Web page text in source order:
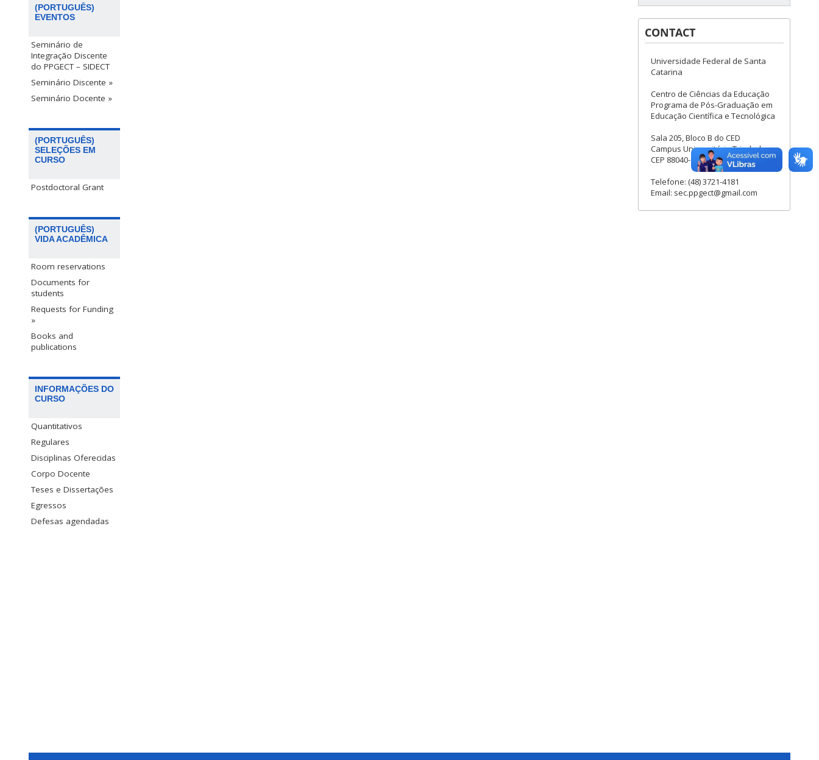
(PORTUGUÊS)
EVENTOS
Seminário de
Integração Discente
do PPGECT – SIDECT
Seminário Discente »
Seminário Docente »
(PORTUGUÊS)
SELEÇÕES EM
CURSO
Postdoctoral Grant
(PORTUGUÊS)
VIDA ACADÊMICA
Room reservations
Documents for
students
Requests for Funding
»
Books and
publications
INFORMAÇÕES DO
CURSO
Quantitativos
Regulares
Disciplinas Oferecidas
Corpo Docente
Teses e Dissertações
Egressos
Defesas agendadas
CONTACT
Universidade Federal de Santa
Catarina
Centro de Ciências da Educação
Programa de Pós-Graduação em
Educação Científica e Tecnológica
Sala 205, Bloco B do CED
Campus Universitário Trindade
CEP 88040-900 Florianópolis - SC
Telefone: (48) 3721-4181
Email: sec.ppgect@gmail.com